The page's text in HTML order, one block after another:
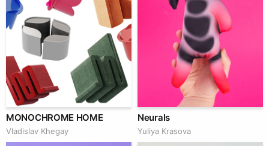
MONOCHROME HOME
Vladislav Khegay
Neurals
Yuliya Krasova